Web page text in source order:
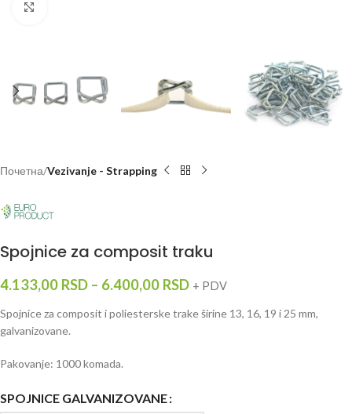
Почетна Vezivanje - Strapping
Spojnice za composit traku
4.133,00 RSD – 6.400,00 RSD + PDV
Spojnice za composit i poliesterske trake širine 13, 16, 19 i 25 mm,
galvanizovane.
Pakovanje: 1000 komada.
SPOJNICE GALVANIZOVANE